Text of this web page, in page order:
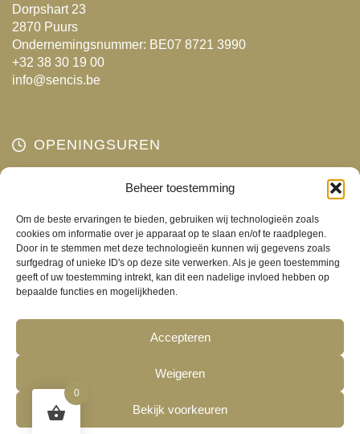
Beheer toestemming
Om de beste ervaringen te bieden, gebruiken wij technologieën zoals
cookies om informatie over je apparaat op te slaan en/of te raadplegen.
Door in te stemmen met deze technologieën kunnen wij gegevens zoals
surfgedrag of unieke ID's op deze site verwerken. Als je geen toestemming
geeft of uw toestemming intrekt, kan dit een nadelige invloed hebben op
bepaalde functies en mogelijkheden.
Accepteren
Weigeren
Bekijk voorkeuren
Dorpshart 23
2870 Puurs
Ondernemingsnummer: BE07 8721 3990
+32 38 30 19 00
info@sencis.be
OPENINGSUREN
Gesloten
Woensdag
10:00 - 18:00
Donderdag
10:00 - 18:00
Vrijdag
10:00 - 18:00
Zaterdag
10:00 - 17:00
Zondag
Gesloten
©2026Sencis Algemene voorwaarden
0